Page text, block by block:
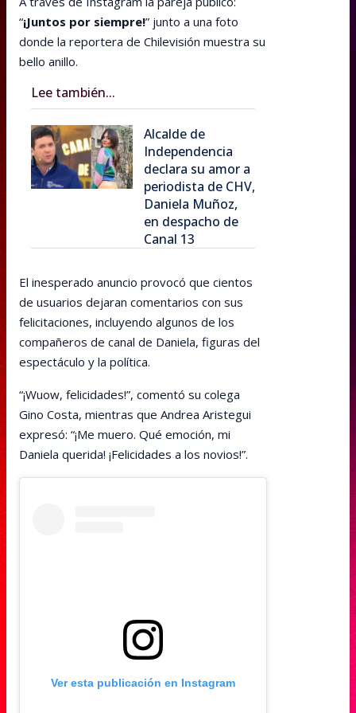
“¡Juntos por siempre!” junto a una foto
donde la reportera de Chilevisión muestra su
bello anillo.
Lee también...
Alcalde de
Independencia
declara su amor a
periodista de CHV,
Daniela Muñoz,
en despacho de
Canal 13
El inesperado anuncio provocó que cientos
de usuarios dejaran comentarios con sus
felicitaciones, incluyendo algunos de los
compañeros de canal de Daniela, figuras del
espectáculo y la política.
“¡Wuow, felicidades!”, comentó su colega
Gino Costa, mientras que Andrea Aristegui
expresó: “¡Me muero. Qué emoción, mi
Daniela querida! ¡Felicidades a los novios!”.
Ver esta publicación en Instagram